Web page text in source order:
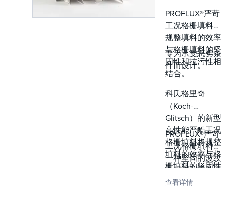
PROFLUX®严苛
工况格栅填料将
规整填料的效率
与格栅填料的坚
固性和抗污性相
结合。
专为承受恶劣条
件而设计。
科氏格里奇
（Koch-
Glitsch）的新型
高性能严酷工况
格栅填料将规整
填料的效率与格
栅填料的坚固性
和抗结垢性相结
PROFLUX®严苛
工况格栅填料是
一种坚固的波纹
板焊接到重型棒
材上的坚固组
查看详情